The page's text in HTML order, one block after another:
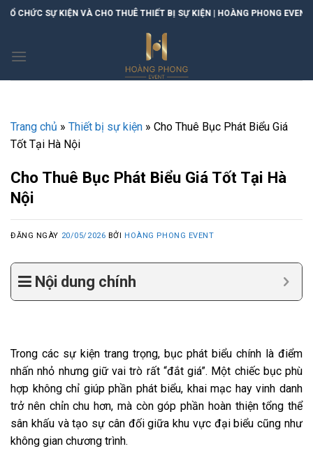
SkipVÀ CHO THUÊ THIẾT BỊ SỰ KIỆN | HOÀNG PHONG EVENT
Trang chủ » Thiết bị sự kiện » Cho Thuê Bục Phát Biểu Giá
Tốt Tại Hà Nội
Cho Thuê Bục Phát Biểu Giá Tốt Tại Hà
Nội
ĐĂNG NGÀY 20/05/2026 BỞI HOÀNG PHONG EVENT
Nội dung chính
Trong các sự kiện trang trọng, bục phát biểu chính là điểm
nhấn nhỏ nhưng giữ vai trò rất “đắt giá”. Một chiếc bục phù
hợp không chỉ giúp phần phát biểu, khai mạc hay vinh danh
trở nên chỉn chu hơn, mà còn góp phần hoàn thiện tổng thể
sân khấu và tạo sự cân đối giữa khu vực đại biểu cũng như
không gian chương trình.